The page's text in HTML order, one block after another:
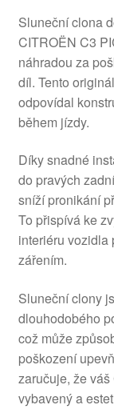
Sluneční clona
CITROËN C3
náhradou za
díl. Tento
odpovídal
během jízdy.
Díky snadné
do pravých
sníží pronikání
To přispívá ke
interiéru vozidla
zářením.
Sluneční clony
dlouhodobého
což může
poškození
zaručuje, že
vybavený a